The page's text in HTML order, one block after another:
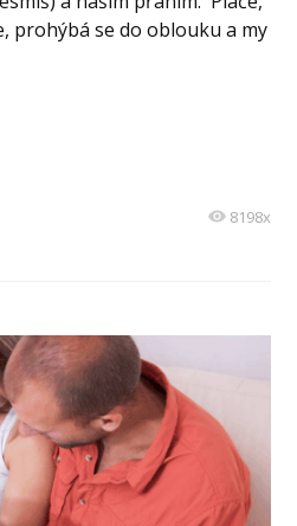
prohýbá se do oblouku a my
8198x